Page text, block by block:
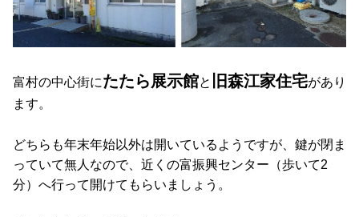
富村の中心街にたたら展示館と 旧森江家住宅があり
ます。
どちらも年末年始以外は開いているようですが、鍵が閉ま
っていて無人なので、近くの富振興センター（歩いて2
分）へ行って開けてもらいましょう。